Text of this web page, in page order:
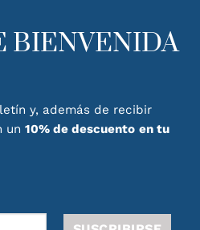
BIENVENIDA
y, además de recibir
un 10% de descuento en tu